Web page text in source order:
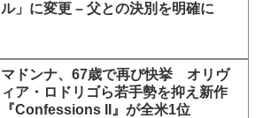
ル」に変更 – 父との決別を明確に
マドンナ、67歳で再び快挙 オリヴ
ィア・ロドリゴら若手勢を抑え新作
『Confessions II』が全米1位